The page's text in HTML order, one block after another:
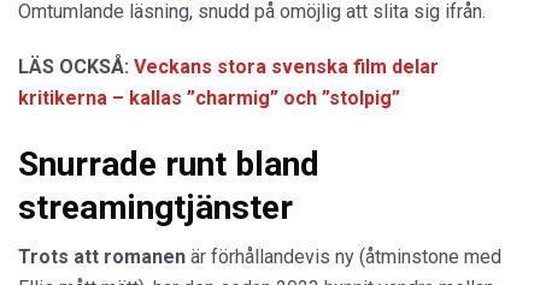
Omtumlande läsning, snudd på omöjlig att slita sig ifrån.
LÄS OCKSÅ: Veckans stora svenska film delar
kritikerna – kallas ”charmig” och ”stolpig”
Snurrade runt bland
streamingtjänster
Trots att romanen är förhållandevis ny (åtminstone med